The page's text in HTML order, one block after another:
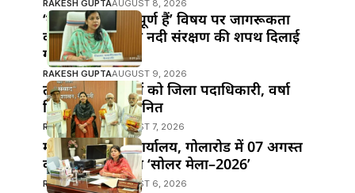
RAKESH GUPTAAUGUST 8, 2026
‘नदियाँ क्यों महत्वपूर्ण हैं’ विषय पर जागरूकता
कार्यक्रम; छात्रों को नदी संरक्षण की शपथ दिलाई
गई।
RAKESH GUPTAAUGUST 9, 2026
तीन वरिष्ठ पत्रकारों को जिला पदाधिकारी, वर्षा
सिंह ने किया सम्मानित
RAKESH GUPTAAUGUST 7, 2026
महुआ के विद्युत कार्यालय, गोलारोड में 07 अगस्त
को आयोजित होगा ‘सोलर मेला–2026’
RAKESH GUPTA AUGUST 6, 2026